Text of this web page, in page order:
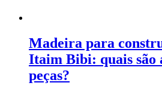
Madeira para
Itaim Bibi: quais são
peças?